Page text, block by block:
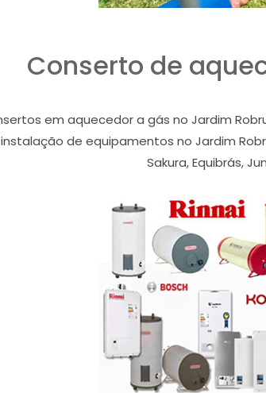
Conserto de
em aquecedor a gás no Jardim
de equipamentos no Jardim
Sakura, Equibrás,